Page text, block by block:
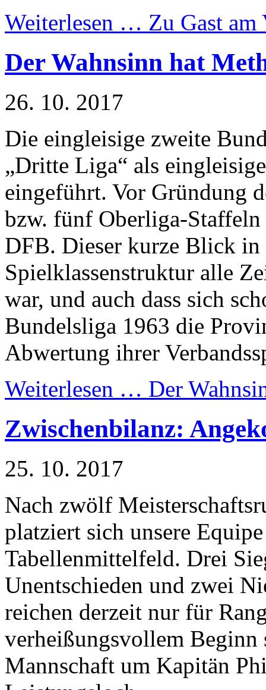
Weiterlesen … Zu Gast am
Der Wahnsinn hat
26. 10. 2017
Die eingleisige zweite
„Dritte Liga“ als
eingeführt. Vor Gründung
bzw. fünf Oberliga-
DFB. Dieser kurze Blick in
Spielklassenstruktur alle
war, und auch dass sich
Bundelsliga 1963 die
Abwertung ihrer
Weiterlesen … Der
Zwischenbilanz:
25. 10. 2017
Nach zwölf
platziert sich unsere
Tabellenmittelfeld. Drei
Unentschieden und zwei
reichen derzeit nur für
verheißungsvollem Beginn
Mannschaft um Kapitän